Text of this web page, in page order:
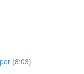
(8:03)